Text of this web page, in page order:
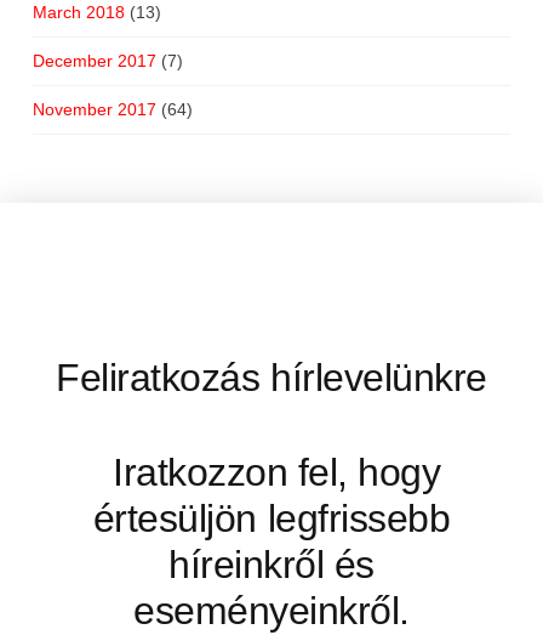
March 2018(13)
December 2017 (7)
November 2017 (64)
Feliratkozás hírlevelünkre
Iratkozzon fel, hogy
értesüljön legfrissebb
híreinkről és
eseményeinkről.